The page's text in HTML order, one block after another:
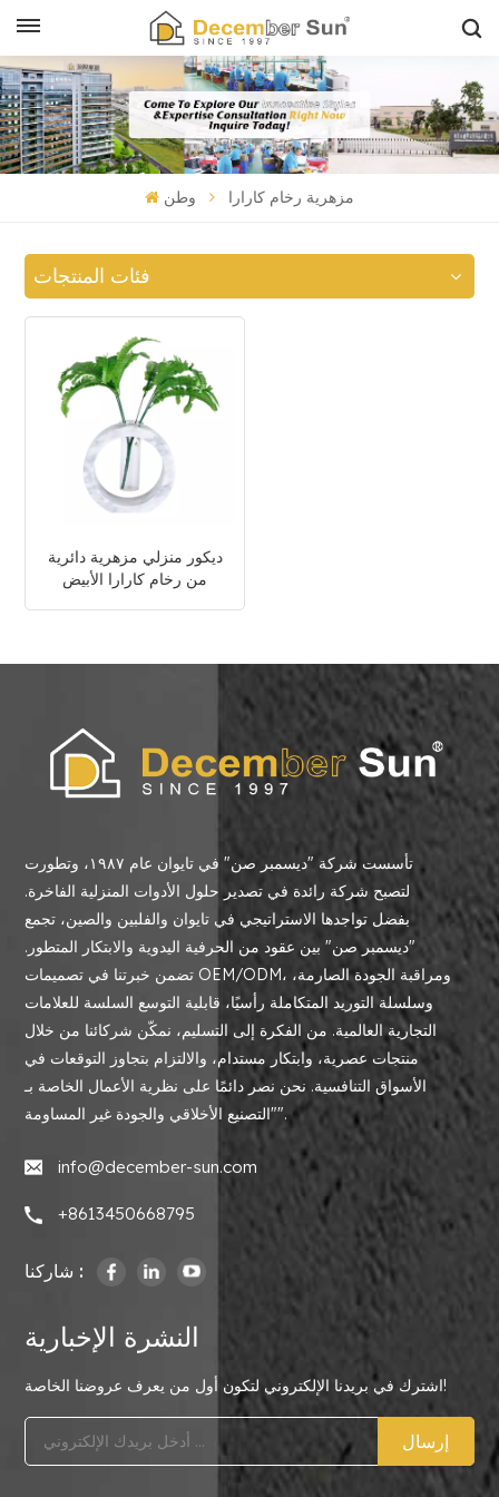
وطن مزهرية رخام كارارا
فئات المنتجات
ديكور منزلي مزهرية دائرية
من رخام كارارا الأبيض
تأسست شركة "ديسمبر صن" في تايوان عام ١٩٨٧، وتطورت
لتصبح شركة رائدة في تصدير حلول الأدوات المنزلية الفاخرة.
بفضل تواجدها الاستراتيجي في تايوان والفلبين والصين، تجمع
"ديسمبر صن" بين عقود من الحرفية اليدوية والابتكار المتطور.
تضمن خبرتنا في تصميمات OEM/ODM، ومراقبة الجودة الصارمة،
وسلسلة التوريد المتكاملة رأسيًا، قابلية التوسع السلسة للعلامات
التجارية العالمية. من الفكرة إلى التسليم، نمكّن شركائنا من خلال
منتجات عصرية، وابتكار مستدام، والالتزام بتجاوز التوقعات في
الأسواق التنافسية. نحن نصر دائمًا على نظرية الأعمال الخاصة بـ
"التصنيع الأخلاقي والجودة غير المساومة".
info@december-sun.com
+8613450668795
شاركنا :
النشرة الإخبارية
اشترك في بريدنا الإلكتروني لتكون أول من يعرف عروضنا الخاصة!
إرسال